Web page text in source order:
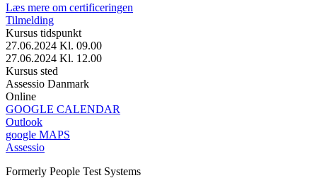
Læs mere om certificeringen
Tilmelding
Kursus tidspunkt
27.06.2024 Kl. 09.00
27.06.2024 Kl. 12.00
Kursus sted
Assessio Danmark
Online
GOOGLE CALENDAR
Outlook
google MAPS
Assessio
Formerly People Test Systems